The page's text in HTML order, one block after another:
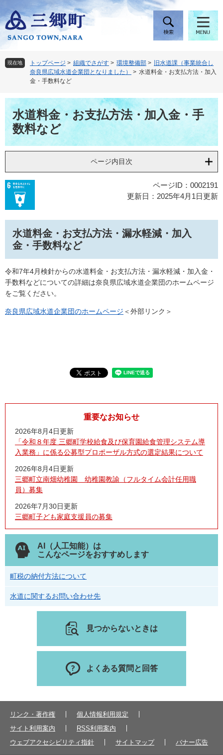
ー
ジ
頭
で
ニ
ュ
飛
ば
本
現在地 トップページ > 組織でさがす > 環境整備部 >
旧水道課（事業統合し
奈良県広域水道企業団となりました）
> 水道料金・お支払方法・加入
金・手数料など
水道料金・お支払方法・加入金・手
数料など
ページ内目次
ページID：0002191
更新日：2025年4月1日更新
水道料金・お支払方法・漏水軽減・加入
金・手数料など​
令和7年4月検針からの水道料金・お支払方法・漏水軽減・加入金・
手数料などについての詳細は​奈良県広域水道企業団のホームページ
をご覧ください。
奈良県広域水道企業団のホームページ ＜外部リンク＞
重要なお知らせ
2026年8月4日更新
「令和８年度 三郷町学校給食及び保育園給食管理システム導
入業務」に係る公募型プロポーザル方式の選定結果について
2026年8月4日更新
三郷町立南畑幼稚園 幼稚園教諭（フルタイム会計任用職
員）募集
2026年7月30日更新
三郷町子ども家庭支援員の募集
AI（人工知能）は
こんなページをおすすめします
町税の納付方法について
水道に関するお問い合わせ先
見つからないときは
よくある質問と回答
リンク・著作権
個人情報利用規定
サイト利用案内
RSS利用案内
ウェブアクセシビリティ指針
サイトマップ バナー広告